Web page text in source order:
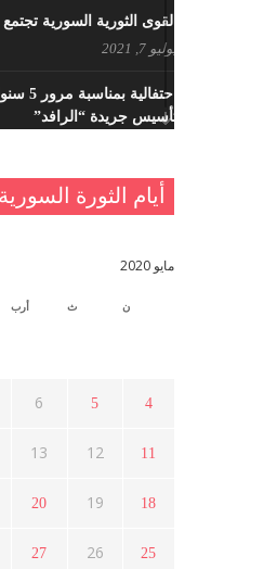
القوى الثورية السورية
يوليو 7, 2021
احتفالية
تأسيس جريدة “الرافد”
القدس والربيع العربي في
أسبوع ثقافي في ذكرى
الثورة السورية ؟
في الثورة السورية ؟
أيام الثورة السورية
مايو 2020
ن ث أرب
4
5
6
11
12
13
18
19
20
25
26
27